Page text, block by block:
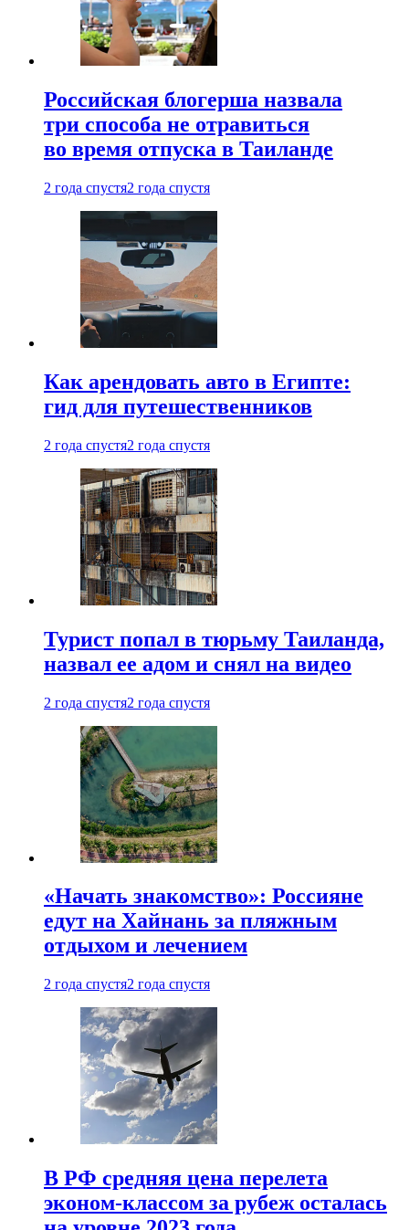
Российская блогерша назвала
три способа не отравиться
во время отпуска в Таиланде
2 года спустя2 года спустя
Как арендовать авто в Египте:
гид для путешественников
2 года спустя2 года спустя
Турист попал в тюрьму Таиланда,
назвал ее адом и снял на видео
2 года спустя2 года спустя
«Начать знакомство»: Россияне
едут на Хайнань за пляжным
отдыхом и лечением
2 года спустя2 года спустя
В РФ средняя цена перелета
эконом-классом за рубеж осталась